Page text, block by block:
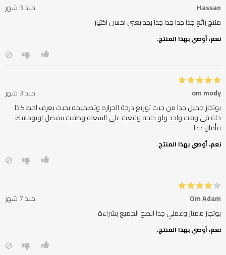
Hassan
منذ 3 شهر
منتج رائع جدا جدا جدا جدا بجد يعني احسن اختيار
نعم، أوصي بهذا المنتج.
om mody
منذ 3 شهر
بوتجاز جميل جدا من حيث توزيع درجة الحراره وتصميمه بحيث بعرف احط كذا
حلة في وقت واحد ولو حاجه وقعت علي الشعله وطفت بيفصل اوتوماتيك
فأمان جدا
نعم، أوصي بهذا المنتج.
Om Adam
منذ 7 شهر
بوتجاز ممتاز وعملي جدا انصح الجميع بشراءة
نعم، أوصي بهذا المنتج.